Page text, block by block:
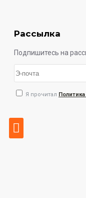
Рассылка
Подпишитесь на
Я прочитал